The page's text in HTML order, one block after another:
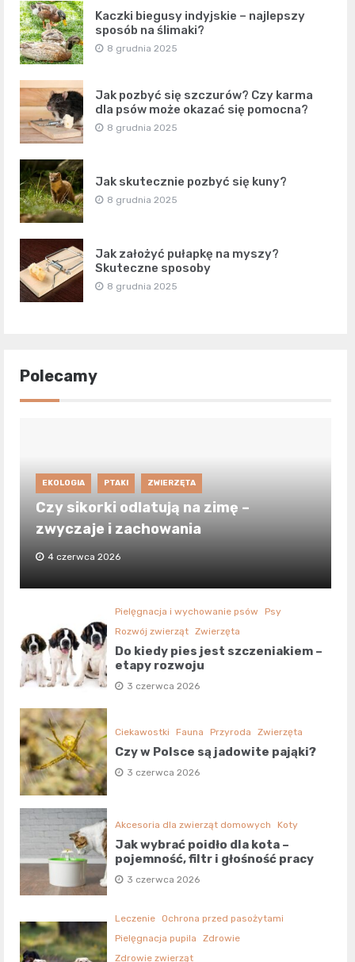
Kaczki biegusy indyjskie – najlepszy
sposób na ślimaki?
8 grudnia 2025
Jak pozbyć się szczurów? Czy karma
dla psów może okazać się pomocna?
8 grudnia 2025
Jak skutecznie pozbyć się kuny?
8 grudnia 2025
Jak założyć pułapkę na myszy?
Skuteczne sposoby
8 grudnia 2025
Polecamy
EKOLOGIA PTAKI ZWIERZĘTA
Czy sikorki odlatują na zimę –
zwyczaje i zachowania
4 czerwca 2026
Pielęgnacja i wychowanie psów
Psy
Rozwój zwierząt Zwierzęta
Do kiedy pies jest szczeniakiem –
etapy rozwoju
3 czerwca 2026
Ciekawostki Fauna Przyroda Zwierzęta
Czy w Polsce są jadowite pająki?
3 czerwca 2026
Akcesoria dla zwierząt domowych Koty
Jak wybrać poidło dla kota –
pojemność, filtr i głośność pracy
3 czerwca 2026
Leczenie
Ochrona przed pasożytami
Pielęgnacja pupila
Zdrowie
Zdrowie zwierząt